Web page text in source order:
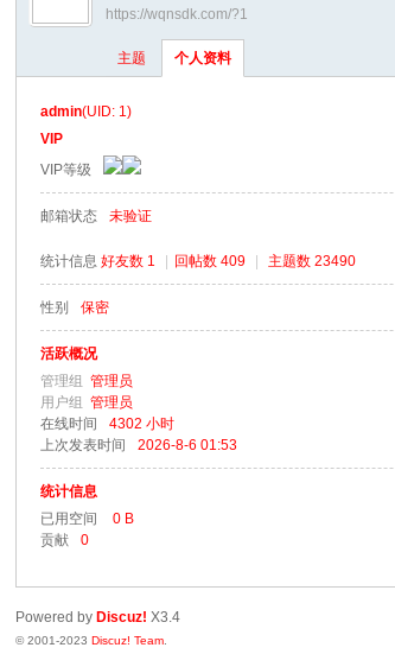
›
https://wqnsdk.com/?1
主题 个人资料
admin(UID: 1)
VIP
VIP等级
邮箱状态 未验证
统计信息 好友数 1 回帖数 409 主题数 23490
性别 保密
活跃概况
管理组管理员
用户组管理员
在线时间
4302 小时
上次发表时间
2026-8-6 01:53
统计信息
已用空间
0 B
贡献
0
Powered by Discuz! X3.4
© 2001-2023Discuz! Team